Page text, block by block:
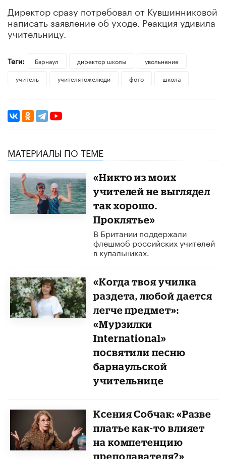
Директор сразу потребовал от Кувшинниковой
написать заявление об уходе. Реакция удивила
учительницу.
Теги: Барнаул директор школы
увольнение
учитель
учителятожелюди фото школа
МАТЕРИАЛЫ ПО ТЕМЕ
«Никто из моих
учителей не выглядел
так хорошо.
Проклятье»
В Британии поддержали
флешмоб российских учителей
в купальниках.
«Когда твоя училка
раздета, любой дается
легче предмет»:
«Мурзилки
International»
посвятили песню
барнаульской
учительнице
Ксения Собчак: «Разве
платье как-то влияет
на компетенцию
преподавателя?»